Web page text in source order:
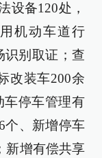
设备120处，
机动车道行
识别取证；查
改装车200余
车停车管理有
个、新增停车
新增有偿共享